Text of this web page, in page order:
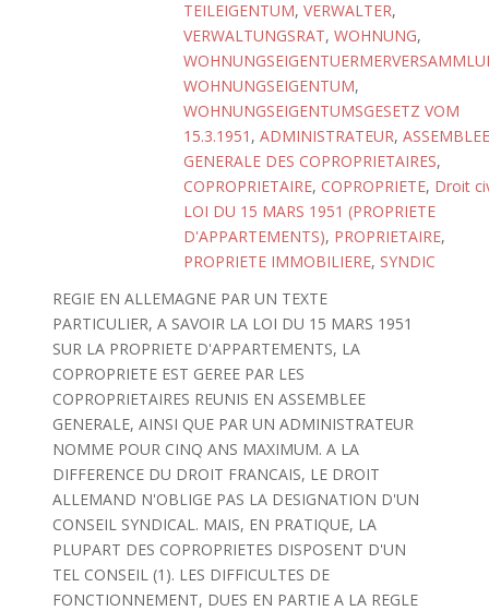
TEILEIGENTUM, VERWALTER,
VERWALTUNGSRAT, WOHNUNG,
WOHNUNGSEIGENTUM,
WOHNUNGSEIGENTUMSGESETZ VOM
15.3.1951 , ADMINISTRATEUR, ASSEMBLEE
GENERALE DES COPROPRIETAIRES,
COPROPRIETAIRE, COPROPRIETE, Droit
LOI DU 15 MARS 1951 (PROPRIETE
D'APPARTEMENTS), PROPRIETAIRE,
PROPRIETE IMMOBILIERE, SYNDIC
REGIE EN ALLEMAGNE PAR UN TEXTE
PARTICULIER, A SAVOIR LA LOI DU 15 MARS 1951
SUR LA PROPRIETE D'APPARTEMENTS, LA
COPROPRIETE EST GEREE PAR LES
COPROPRIETAIRES REUNIS EN ASSEMBLEE
GENERALE, AINSI QUE PAR UN ADMINISTRATEUR
NOMME POUR CINQ ANS MAXIMUM. A LA
DIFFERENCE DU DROIT FRANCAIS, LE DROIT
ALLEMAND N'OBLIGE PAS LA DESIGNATION D'UN
CONSEIL SYNDICAL. MAIS, EN PRATIQUE, LA
PLUPART DES COPROPRIETES DISPOSENT D'UN
TEL CONSEIL (1). LES DIFFICULTES DE
FONCTIONNEMENT, DUES EN PARTIE A LA REGLE